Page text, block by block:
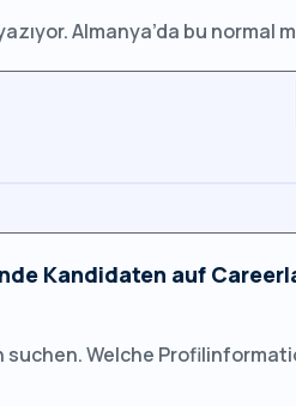
Almanya’da bu normal
Kandidaten auf
Welche